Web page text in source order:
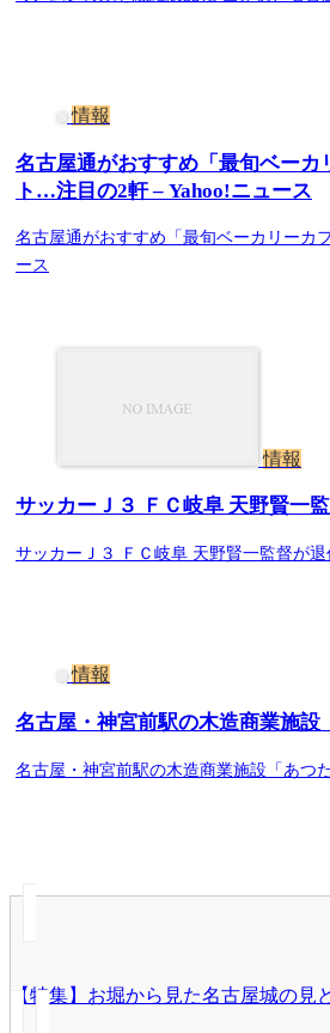
情報
名古屋通がおすすめ「最旬ベー
ト…注目の2軒 – Yahoo!ニュース
名古屋通がおすすめ「最旬ベーカリーカ
ース
情報
サッカーＪ３ ＦＣ岐阜 天野賢一
サッカーＪ３ ＦＣ岐阜 天野賢一監督が
情報
名古屋・神宮前駅の木造商業施設
名古屋・神宮前駅の木造商業施設「あつ
【特集】お堀から見た名古屋城の